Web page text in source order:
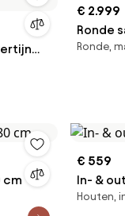
€ 2.999
Ronde
Ronde,
cm
€ 559
In- &
Houten,